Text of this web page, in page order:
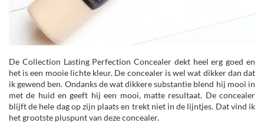
De Collection Lasting Perfection Concealer dekt heel erg goed en
het is een mooie lichte kleur. De concealer is wel wat dikker dan dat
ik gewend ben. Ondanks de wat dikkere substantie blend hij mooi in
met de huid en geeft hij een mooi, matte resultaat. De concealer
blijft de hele dag op zijn plaats en trekt niet in de lijntjes. Dat vind ik
het grootste pluspunt van deze concealer.